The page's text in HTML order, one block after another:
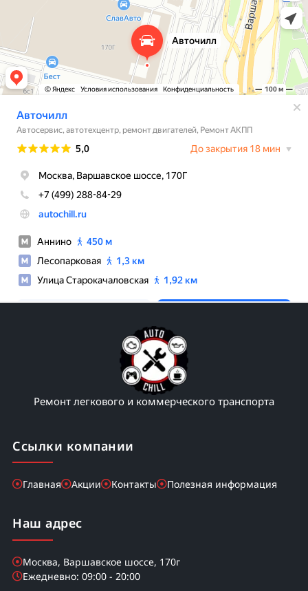
Замена пыльника шруса 2500
Замена рулевого наконечника 700
Замена рулевой тяги
Замена рычага задней подвески
Замена рычага передней подвески
Замена сайлентблока рычага
Замена сальника привода
Замена стойки заднего стабилизатора
Замена стойки переднего стабилизатора
Замена суппорта тормозного
Замена главного тормозного цилиндра
Замена жидкости ГУР
Ремонт легкового и коммерческого транспорта
Ссылки компании
Главная Акции Контакты Полезная информация
Наш адрес
Москва, Варшавское шоссе, 170г
Ежедневно: 09:00 - 20:00